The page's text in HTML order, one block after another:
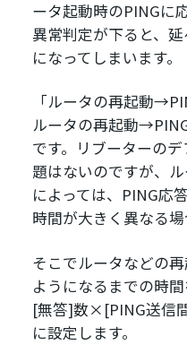
ータ起動時のPINGに
異常判定が下ると、
になってしまいます。
「ルータの再起動
ルータの再起動
です。リブーターの
題はないのですが、
によっては、PING応
時間が大きく異なる場
そこでルータなどの
ようになるまでの時
[無答]数×[PING送信
に設定します。